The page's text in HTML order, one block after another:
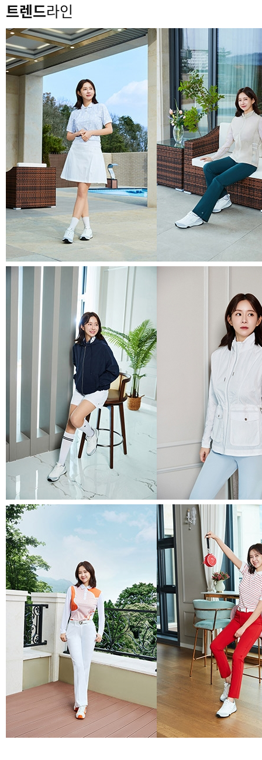
트렌드라인